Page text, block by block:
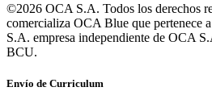
©2026 OCA S.A. Todos los derechos
comercializa OCA Blue que pertenece
S.A. empresa independiente de OCA
BCU.
Envío de Curriculum